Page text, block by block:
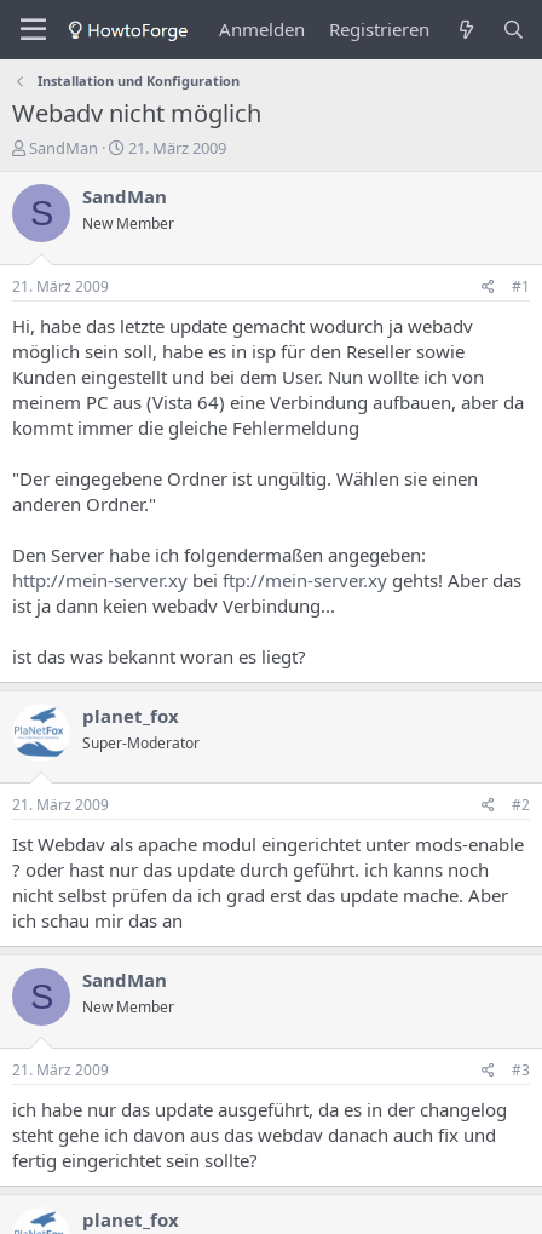
Anmelden Registrieren
Installation und Konfiguration
Webadv nicht möglich
E
s
t
e
e
r
d
e
s
T
h
m
s
SandMan
E
s
e
n
s
d
a
t
m
21. März 2009
S SandMan
New Member
21. März 2009 #1
Hi, habe das letzte update gemacht wodurch ja webadv
möglich sein soll, habe es in isp für den Reseller sowie
Kunden eingestellt und bei dem User. Nun wollte ich von
meinem PC aus (Vista 64) eine Verbindung aufbauen, aber da
kommt immer die gleiche Fehlermeldung
"Der eingegebene Ordner ist ungültig. Wählen sie einen
anderen Ordner."
Den Server habe ich folgendermaßen angegeben:
http://mein-server.xy bei ftp://mein-server.xy gehts! Aber das
ist ja dann keien webadv Verbindung...
ist das was bekannt woran es liegt?
planet_fox
Super-Moderator
21. März 2009 #2
Ist Webdav als apache modul eingerichtet unter mods-enable
? oder hast nur das update durch geführt. ich kanns noch
nicht selbst prüfen da ich grad erst das update mache. Aber
ich schau mir das an
S SandMan
New Member
21. März 2009 #3
ich habe nur das update ausgeführt, da es in der changelog
steht gehe ich davon aus das webdav danach auch fix und
fertig eingerichtet sein sollte?
planet_fox